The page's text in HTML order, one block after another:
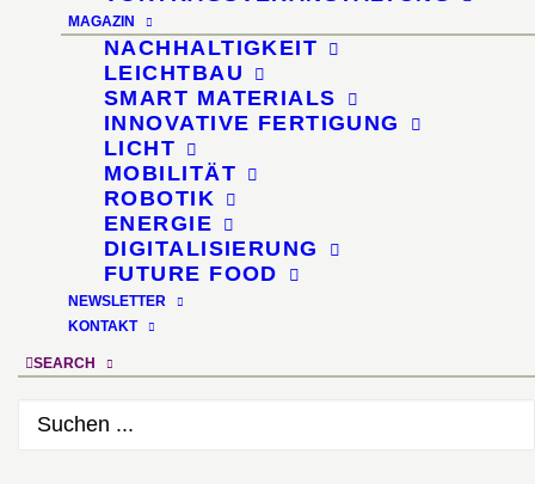
MAGAZIN
NACHHALTIGKEIT
LEICHTBAU
SMART MATERIALS
INNOVATIVE FERTIGUNG
LICHT
MOBILITÄT
ROBOTIK
ENERGIE
DIGITALISIERUNG
FUTURE FOOD
NEWSLETTER
KONTAKT
SEARCH
GRID 4 – Zeitschrift für Gestaltung
Mai 2013
Verlag
Detail(München)